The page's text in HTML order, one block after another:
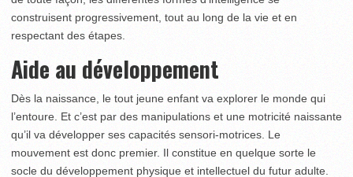
construisent progressivement, tout au long de la vie et en
respectant des étapes.
Aide au développement
Dès la naissance, le tout jeune enfant va explorer le monde qui
l’entoure. Et c’est par des manipulations et une motricité naissante
qu’il va développer ses capacités sensori-motrices. Le
mouvement est donc premier. Il constitue en quelque sorte le
socle du développement physique et intellectuel du futur adulte.